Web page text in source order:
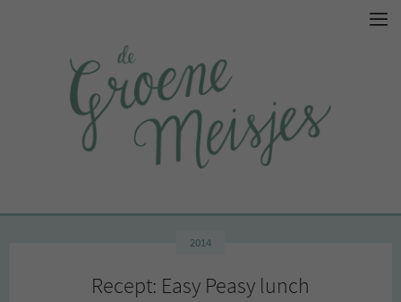
2014
Recept: Easy Peasy lunch